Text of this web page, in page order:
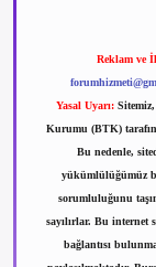
Reklam ve
Yasal Uyarı:
Kurumu (BTK)
Bu nedenle,
yükümlülüğümüz
sorumluluğunu
sayılırlar. Bu
bağlantısı